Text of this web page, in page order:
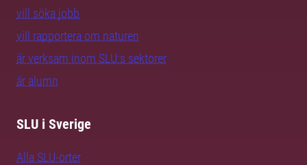
vill söka jobb
vill rapportera om naturen
är verksam inom SLU:s sektorer
är alumn
SLU i Sverige
Alla SLU-orter